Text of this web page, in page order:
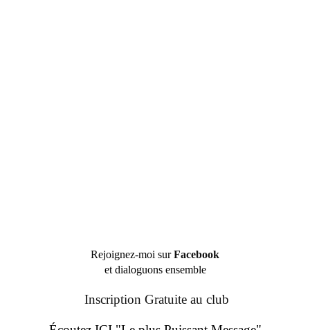
Rejoignez-moi surFacebook
et dialoguons ensemble
Inscription Gratuite au club